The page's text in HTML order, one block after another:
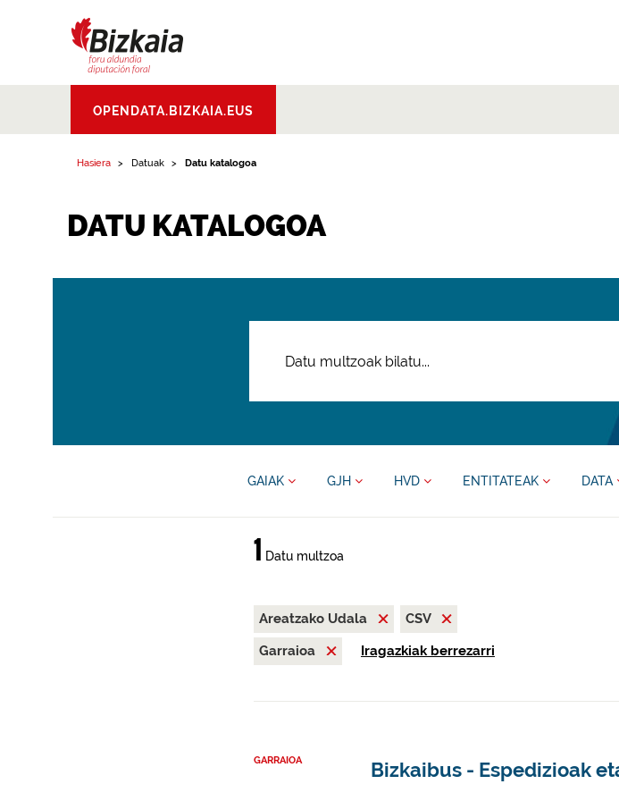
Aldundia.Diputacion
Foral de Bizkaia
OPENDATA.BIZKAIA.EUS
Hasiera Datuak Datu katalogoa
DATU KATALOGOA
GAIAK GJH HVD ENTITATEAK DATA
1 Datu multzoa
Areatzako Udala
CSV
Garraioa
Iragazkiak berrezarri
GARRAIOA Bizkaibus - Espedizioak